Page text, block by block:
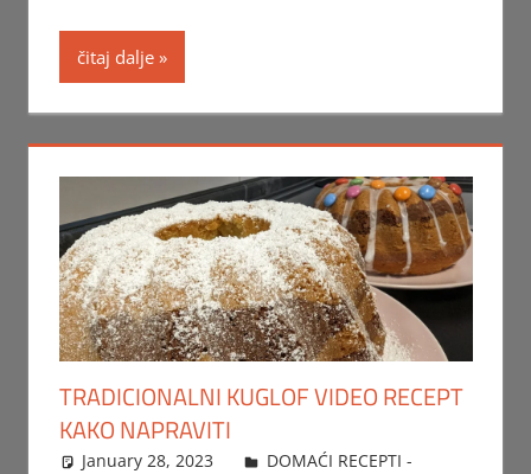
čitaj dalje
TRADICIONALNI KUGLOF VIDEO RECEPT
KAKO NAPRAVITI
January 28, 2023 FTorgAdmin
DOMAĆI RECEPTI -